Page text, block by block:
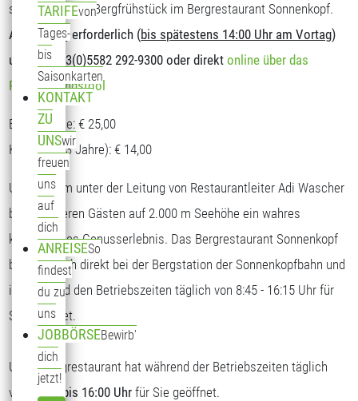
TARIFEvon
Tages-
bis
Saisonkarten
KONTAKT
ZU
UNSwir
freuen
uns
auf
dich
ANREISESo
findest
du zu
uns
JOBBÖRSEBewirb'
dich
jetzt!
schmackhaften Bergfrühstück im Bergrestaurant Sonnenkopf.
Anmeldung erforderlich (bis spätestens 14:00 Uhr am Vortag)
unter T: +43(0)5582 292-9300 oder direktonline über das
Reservierungstool
Erwachsene: € 25,00
Kinder (5-13 Jahre): € 14,00
Unser Team unter der Leitung von Restaurantleiter Adi Wascher
bietet unseren Gästen auf 2.000 m Seehöhe ein wahres
kulinarisches Genusserlebnis. Das Bergrestaurant Sonnenkopf
befindet sich direkt bei der Bergstation der Sonnenkopfbahn und
ist während den Betriebszeiten täglich von 8:45 - 16:15 Uhr für
Sie geöffnet.
Unser Bergrestaurant hat während der Betriebszeiten täglich
von
09:00 bis 16:00 Uhr für Sie geöffnet.